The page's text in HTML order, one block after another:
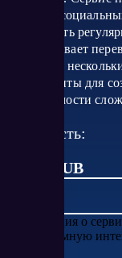
сайтах, в
настраивать
Поддерживает
работает с
инструменты для
необходимости
Стоимость:
от 0.9 RUB
Информация о
или рекламную